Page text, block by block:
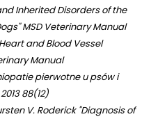
Inherited Disorders of the
MSD Veterinary Manual
and Blood Vessel
Manual
pierwotne u psów i
88(12)
V. Roderick "Diagnosis of